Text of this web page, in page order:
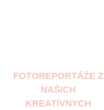
FOTOREPORTÁŽE Z
NAŠICH
KREATÍVNYCH